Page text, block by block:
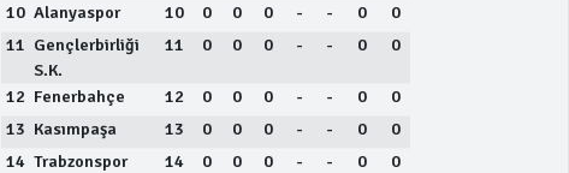
10 Alanyaspor 10 0 0 0 - - 0
0
11 Gençlerbirliği
S.K.
11 0 0 0 - - 0 0
12 Fenerbahçe 12 0 0 0 - - 0
0
13 Kasımpaşa 13 0 0 0 - - 0
0
14 Trabzonspor 14 0 0 0 - - 0
0